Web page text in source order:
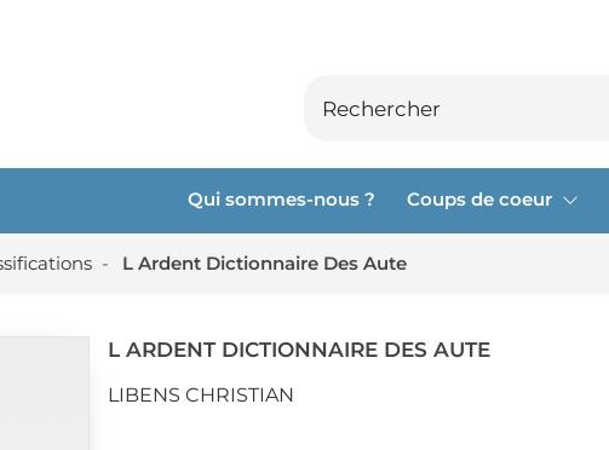
Qui sommes-nous ? Coups de coeur
- L Ardent Dictionnaire Des Aute
L ARDENT DICTIONNAIRE DES AUTE
LIBENS CHRISTIAN